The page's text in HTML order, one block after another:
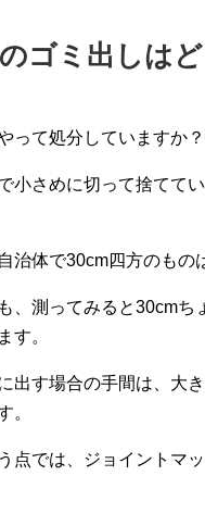
ゴミ出しは
って処分していますか？
小さめに切って捨てて
治体で30cm四方のもの
、測ってみると30cm
す。
出す場合の手間は、大
。
点では、ジョイントマ